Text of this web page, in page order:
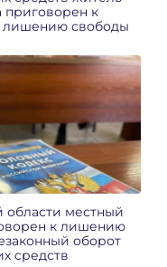
приговорен к
лишению свободы
области местный
к лишению
оборот
средств